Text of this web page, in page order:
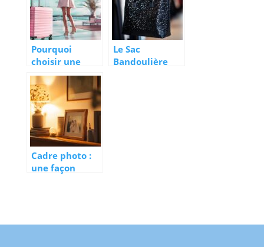
Pourquoi
choisir une
valise rose pour
votre prochain
voyage : style
et praticité
Le Sac
Bandoulière
Cadre photo :
une façon